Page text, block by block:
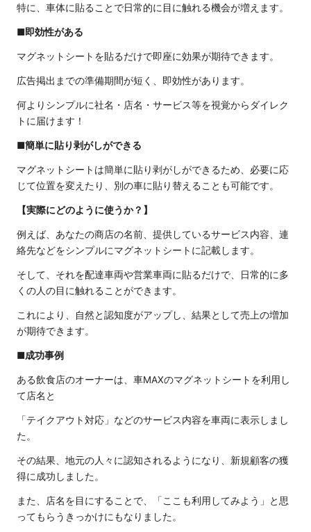
特に、車体に貼ることで日常的に目に触れる機会が増えます。
■即効性がある
マグネットシートを貼るだけで即座に効果が期待できます。
広告掲出までの準備期間が短く、即効性があります。
何よりシンプルに社名・店名・サービス等を視覚からダイレク
トに届けます！
■簡単に貼り剥がしができる
マグネットシートは簡単に貼り剥がしができるため、必要に応
じて位置を変えたり、別の車に貼り替えることも可能です。
【実際にどのように使うか？】
例えば、あなたの商店の名前、提供しているサービス内容、連
絡先などをシンプルにマグネットシートに記載します。
そして、それを配達車両や営業車両に貼るだけで、日常的に多
くの人の目に触れることができます。
これにより、自然と認知度がアップし、結果として売上の増加
が期待できます。
■成功事例
ある飲食店のオーナーは、車MAXのマグネットシートを利用し
て店名と
「テイクアウト対応」などのサービス内容を車両に表示しまし
た。
その結果、地元の人々に認知されるようになり、新規顧客の獲
得に成功しました。
また、店名を目にすることで、「ここも利用してみよう」と思
ってもらうきっかけにもなりました。